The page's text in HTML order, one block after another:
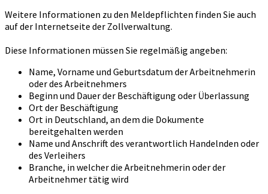
Weitere Informationen zu den Meldepflichten finden Sie auch
auf der Internetseite der Zollverwaltung.
Diese Informationen müssen Sie regelmäßig angeben:
Name, Vorname und Geburtsdatum der Arbeitnehmerin
oder des Arbeitnehmers
Beginn und Dauer der Beschäftigung oder Überlassung
Ort der Beschäftigung
Ort in Deutschland, an dem die Dokumente
bereitgehalten werden
Name und Anschrift des verantwortlich Handelnden oder
des Verleihers
Branche, in welcher die Arbeitnehmerin oder der
Arbeitnehmer tätig wird